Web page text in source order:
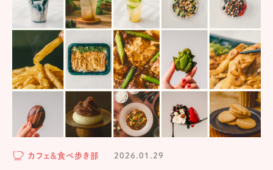
カフェ＆食べ歩き部 2026.01.29